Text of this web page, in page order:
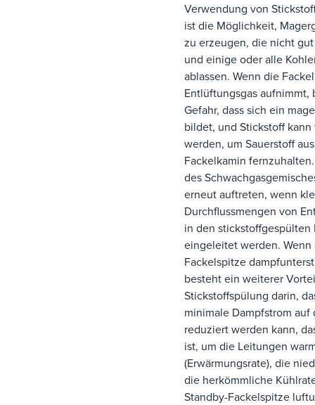
Verwendung von
ist die Möglichkeit,
zu erzeugen, die nicht
und einige oder alle
ablassen. Wenn die
Entlüftungsgas aufnimmt,
Gefahr, dass sich ein
bildet, und Stickstoff
werden, um Sauerstoff
Fackelkamin
des
erneut auftreten, wenn
Durchflussmengen von
in den stickstoffgespülten
eingeleitet werden. Wenn
Fackelspitze
besteht ein weiterer
Stickstoffspülung darin,
minimale Dampfstrom auf
reduziert werden kann,
ist, um die Leitungen
(Erwärmungsrate), die
die herkömmliche
Standby-Fackelspitze